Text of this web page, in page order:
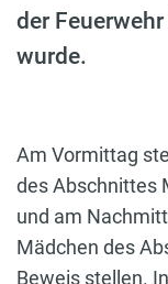
der
wurde.
Am Vormittag
des Abschnittes
und am
Mädchen des
Beweis stellen.